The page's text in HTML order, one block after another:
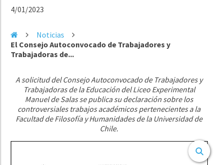
4/01/2023
Noticias
El Consejo Autoconvocado de Trabajadores y
Trabajadoras de...
A solicitud del Consejo Autoconvocado de Trabajadores y
Trabajadoras de la Educación del Liceo Experimental
Manuel de Salas se publica su declaración sobre los
controversiales trabajos académicos pertenecientes a la
Facultad de Filosofía y Humanidades de la Universidad de
Chile.